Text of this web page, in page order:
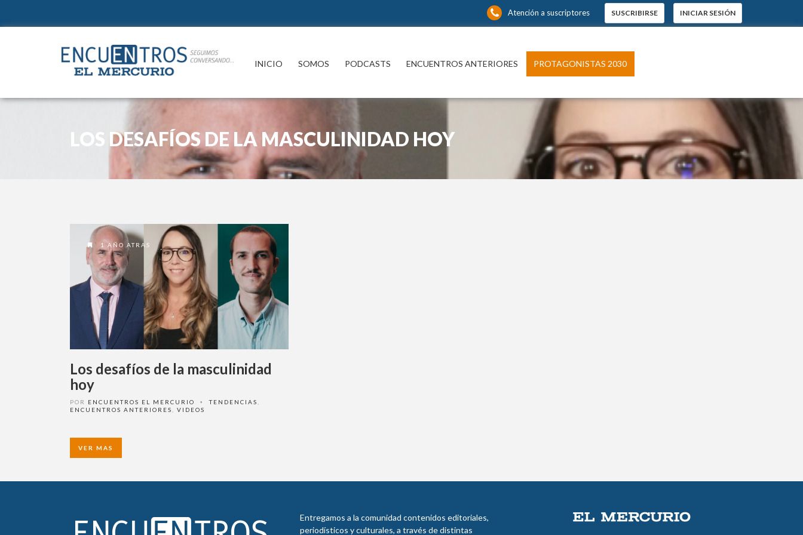
SUSCRIBIRSE INICIAR SESIÓN
Atención a suscriptores
INICIO SOMOS PODCASTS ENCUENTROS ANTERIORES PROTAGONISTAS 2030
LOS DESAFÍOS DE LA MASCULINIDAD HOY
1 AÑO ATRAS
Los desafíos de la masculinidad
hoy
POR ENCUENTROS EL MERCURIO • TENDENCIAS
ENCUENTROS ANTERIORES
VIDEOS
VER MAS
Entregamos a la comunidad contenidos editoriales,
periodísticos y culturales, a través de distintas